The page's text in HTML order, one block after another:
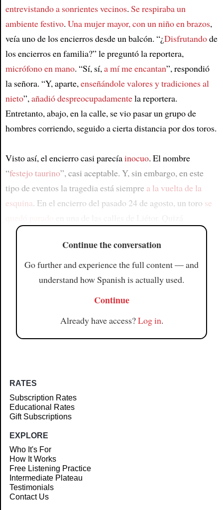
entrevistando a sonrientes vecinos. Se respiraba un
ambiente festivo. Una mujer mayor, con un niño en brazos,
veía uno de los encierros desde un balcón. “¿Disfrutandode
los encierros en familia?” le preguntó la reportera,
micrófono en mano. “Sí, sí,a mí me encantan”, respondió
la señora. “Y, aparte,enseñándole valores y tradiciones al
nieto”,añadió despreocupadamentela reportera.
Entretanto, abajo, en la calle, se vio pasar un grupo de
hombres corriendo, seguido a cierta distancia por dos toros.
Visto así, el encierro casi parecíainocuo. El nombre
“festejo taurino”, casi aceptable. Y, sin embargo, en este
tipo de eventos la tragedia está siempre a la vuelta de la
esquina. En el encierro del pasado 24 de agosto, un toro se
Continue the conversation
Go further and experience the full content — and
understand how Spanish is actually used.
Continue
Already have access?Log in.
RATES
Subscription Rates
Educational Rates
Gift Subscriptions
EXPLORE
Who It's For
How It Works
Free Listening Practice
Intermediate Plateau
Testimonials
Contact Us